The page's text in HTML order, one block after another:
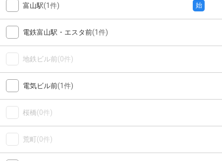
富山駅(1件) 始
電鉄富山駅・エスタ前(1件)
地鉄ビル前(0件)
電気ビル前(1件)
桜橋(0件)
荒町(0件)